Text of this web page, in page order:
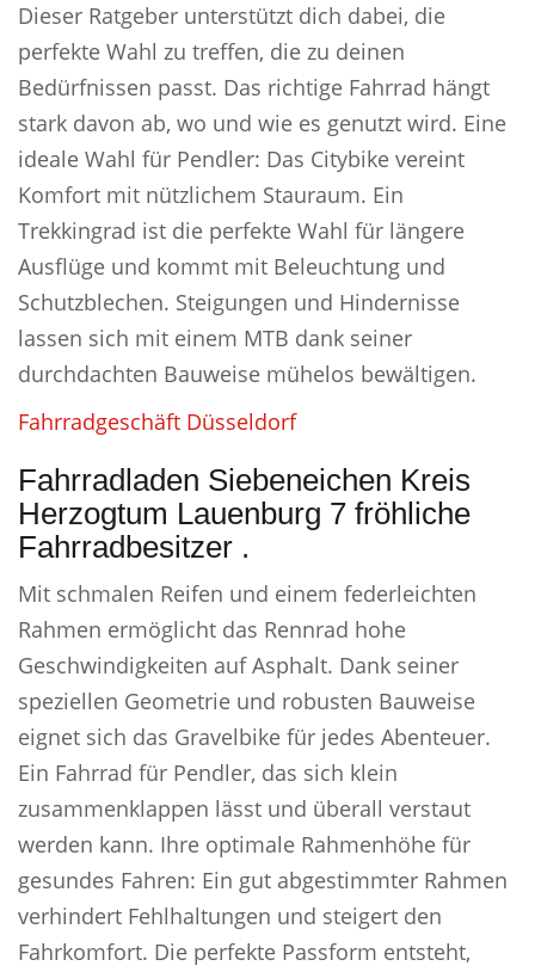
Dieser Ratgeber unterstützt dich dabei, die
perfekte Wahl zu treffen, die zu deinen
Bedürfnissen passt. Das richtige Fahrrad hängt
stark davon ab, wo und wie es genutzt wird. Eine
ideale Wahl für Pendler: Das Citybike vereint
Komfort mit nützlichem Stauraum. Ein
Trekkingrad ist die perfekte Wahl für längere
Ausflüge und kommt mit Beleuchtung und
Schutzblechen. Steigungen und Hindernisse
lassen sich mit einem MTB dank seiner
durchdachten Bauweise mühelos bewältigen.
Fahrradgeschäft Düsseldorf
Fahrradladen Siebeneichen Kreis
Herzogtum Lauenburg 7 fröhliche
Fahrradbesitzer .
Mit schmalen Reifen und einem federleichten
Rahmen ermöglicht das Rennrad hohe
Geschwindigkeiten auf Asphalt. Dank seiner
speziellen Geometrie und robusten Bauweise
eignet sich das Gravelbike für jedes Abenteuer.
Ein Fahrrad für Pendler, das sich klein
zusammenklappen lässt und überall verstaut
werden kann. Ihre optimale Rahmenhöhe für
gesundes Fahren: Ein gut abgestimmter Rahmen
verhindert Fehlhaltungen und steigert den
Fahrkomfort. Die perfekte Passform entsteht,